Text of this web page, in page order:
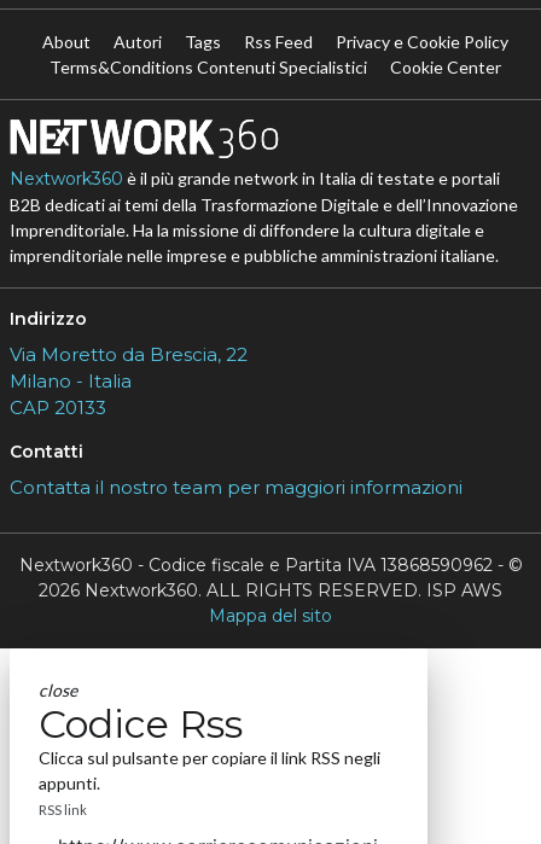
About Autori Tags Rss Feed
Privacy e Cookie Policy
Terms&Conditions Contenuti Specialistici
Cookie Center
Nextwork360 è il più grande network in Italia di testate e portali
B2B dedicati ai temi della Trasformazione Digitale e dell’Innovazione
Imprenditoriale. Ha la missione di diffondere la cultura digitale e
imprenditoriale nelle imprese e pubbliche amministrazioni italiane.
Indirizzo
Via Moretto da Brescia, 22
Milano - Italia
CAP 20133
Contatti
Contatta il nostro team per maggiori informazioni
Nextwork360 - Codice fiscale e Partita IVA 13868590962 - ©
2026 Nextwork360. ALL RIGHTS RESERVED. ISP AWS
Mappa del sito
close
Codice Rss
Clicca sul pulsante per copiare il link RSS negli
appunti.
RSS link